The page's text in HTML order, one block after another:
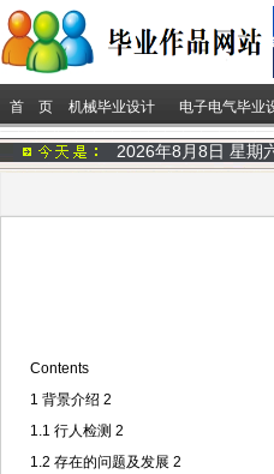
首 页 机械毕业设计 电子电气毕业
2026年8月8日 星期
Contents
1 背景介绍 2
1.1 行人检测 2
1.2 存在的问题及发展 2